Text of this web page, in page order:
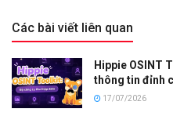
Các bài viết liên quan
Hippie OSINT
thông tin đỉnh
17/07/2026